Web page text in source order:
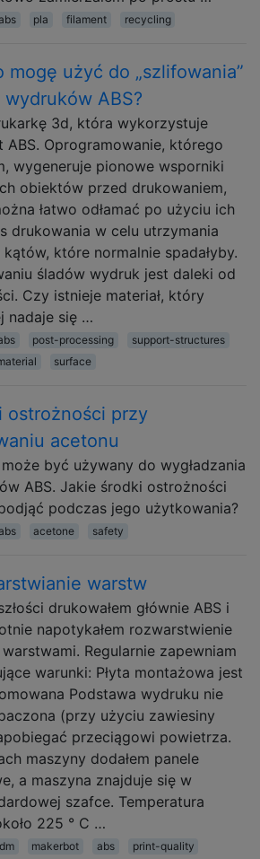
pla filament recycling
mogę użyć do „szlifowania”
wydruków ABS?
3d, która wykorzystuje
ABS. Oprogramowanie, którego
wygeneruje pionowe wsporniki
obiektów przed drukowaniem,
łatwo odłamać po użyciu ich
drukowania w celu utrzymania
które normalnie spadałyby.
śladów wydruk jest daleki od
Czy istnieje materiał, który
nadaje się …
post-processing
support-structures
surface
ostrożności przy
acetonu
być używany do wygładzania
ABS. Jakie środki ostrożności
podczas jego użytkowania?
acetone safety
warstw
drukowałem głównie ABS i
napotykałem rozwarstwienie
Regularnie zapewniam
warunki: Płyta montażowa jest
Podstawa wydruku nie
(przy użyciu zawiesiny
przeciągowi powietrza.
maszyny dodałem panele
a maszyna znajduje się w
szafce. Temperatura
225 ° C …
makerbot abs
print-quality